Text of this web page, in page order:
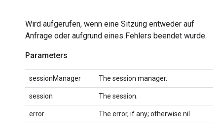
Wird aufgerufen, wenn eine Sitzung entweder auf
Anfrage oder aufgrund eines Fehlers beendet wurde.
Parameters
sessionManager The session manager.
session The session.
error The error, if any; otherwise nil.